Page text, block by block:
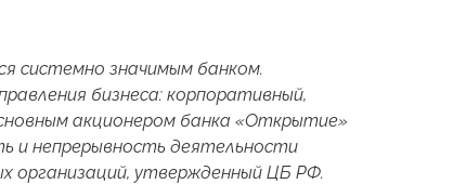
системно значимым банком.
бизнеса: корпоративный,
акционером банка «Открытие»
и непрерывность деятельности
организаций, утвержденный ЦБ РФ.